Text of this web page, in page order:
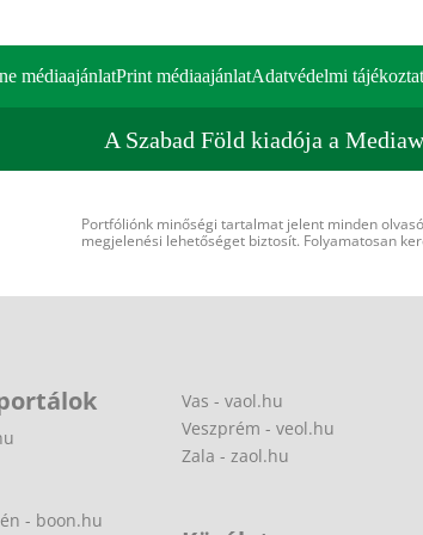
médiaajánlatPrint médiaajánlatAdatvédelmi
A Szabad Föld kiadója a
Portfóliónk minőségi tartalmat jelent minden
megjelenési lehetőséget biztosít. Folyamatosan
- boon.hu
Vas - vaol.hu
Veszprém - veol.hu
Zala - zaol.hu